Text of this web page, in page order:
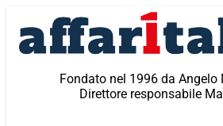
contenuto
Fondato nel 1996 da Angelo
Direttore responsabile